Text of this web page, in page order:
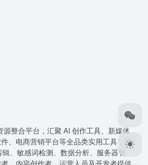
整合平台，汇聚 AI 创作工具、新媒体
、电商营销平台等全品类实用工具，覆
、敏感词检测、数据分析、服务器管
、内容创作者、运营人员及开发者提供